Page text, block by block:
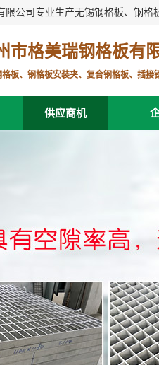
限公司专业生产无锡钢格板、钢格
市格美瑞钢格板有
格板、钢格板安装夹、复合钢格板、插接
供应商机